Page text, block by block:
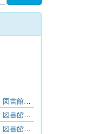
図書館管理者
図書館管理者
図書館管理者